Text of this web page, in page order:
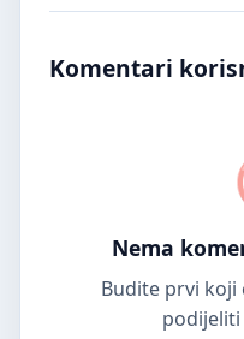
Komentari
Nema
Budite prvi koji
podijeliti